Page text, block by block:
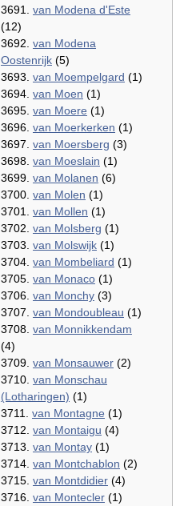
3691. van Modena d'Este
(12)
3692. van Modena
Oostenrijk (5)
3693. van Moempelgard (1)
3694. van Moen (1)
3695. van Moere (1)
3696. van Moerkerken (1)
3697. van Moersberg (3)
3698. van Moeslain (1)
3699. van Molanen (6)
3700. van Molen (1)
3701. van Mollen (1)
3702. van Molsberg (1)
3703. van Molswijk (1)
3704. van Mombeliard (1)
3705. van Monaco (1)
3706. van Monchy (3)
3707. van Mondoubleau (1)
3708. van Monnikkendam
(4)
3709. van Monsauwer (2)
3710. van Monschau
(Lotharingen) (1)
3711. van Montagne (1)
3712. van Montaigu (4)
3713. van Montay (1)
3714. van Montchablon (2)
3715. van Montdidier (4)
3716. van Montecler (1)